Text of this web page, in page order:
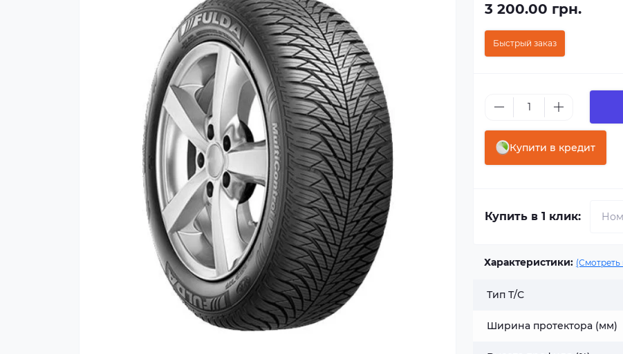
3 200.00 грн.
Быстрый заказ
Купити в кредит
Купить в 1 клик:
Характеристики: (Смотреть
Тип Т/С
Ширина протектора (мм)